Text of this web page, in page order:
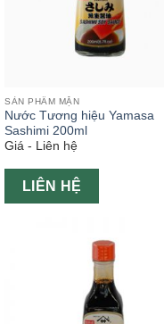
SẢN PHẨM MẶN
Nước Tương hiệu Yamasa
Sashimi 200ml
Giá - Liên hệ
LIÊN HỆ